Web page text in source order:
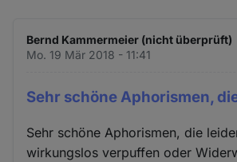
Bernd Kammermeier (nicht überprüft)
Mo. 19 Mär 2018 - 11:41
Sehr schöne Aphorismen,
Sehr schöne Aphorismen, die
wirkungslos verpuffen oder